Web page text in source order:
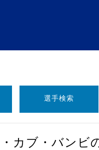
選手検索
カブ・バンビ